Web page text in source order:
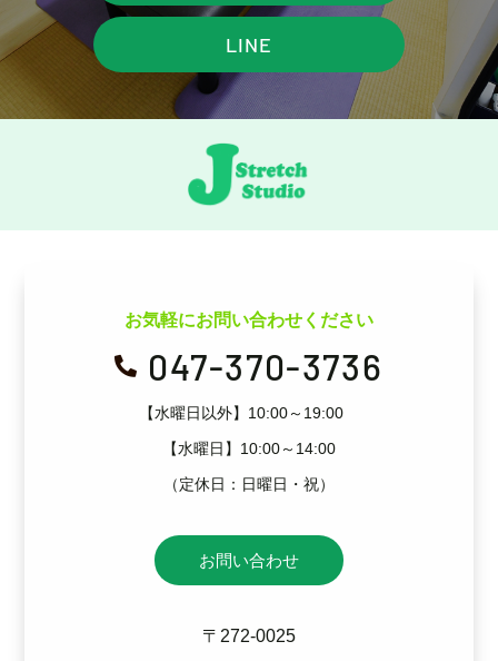
LINE
お気軽にお問い合わせください
 047-370-3736
【水曜日以外】10:00～19:00
【水曜日】10:00～14:00
（定休日：日曜日・祝）
お問い合わせ
〒272-0025